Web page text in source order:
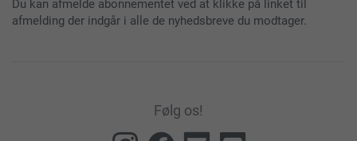
Du kan afmelde abonnementet ved at klikke på linket til
afmelding der indgår i alle de nyhedsbreve du modtager.
Følg os!